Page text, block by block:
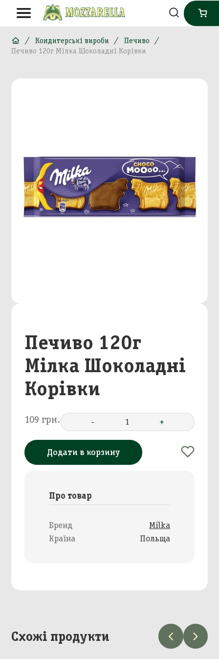
Кондитерські вироби
Печиво
Печиво 120г Мілка Шоколадні Корівки
Печиво 120г
Мілка Шоколадні
Корівки
109 грн. - 1 +
Додати в корзину
Про товар
Бренд
Milka
Країна
Польща
Схожі продукти